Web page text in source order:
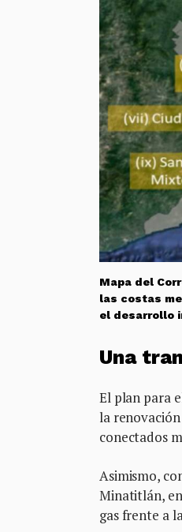
Mapa del
las costas
el desarrollo
Una
El plan para
la
conectados
Asimismo,
Minatitlán,
gas frente a